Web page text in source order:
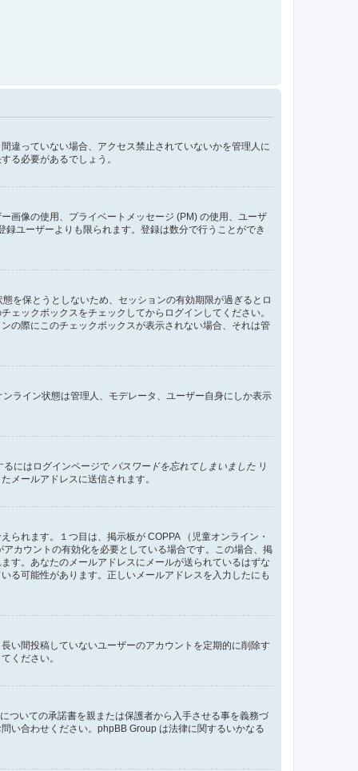
違っていない場合、アクセス禁止されていないかを管理人に
る必要があるでしょう。
画像の使用、プライベートメッセージ (PM) の使用、ユーザ
ユーザーよりも限られます。登録は数分で行うことができ
を保とうとしないため、セッションの有効期限が過ぎるとロ
ックボックスをチェックしてからログインしてください。
の際にこのチェックボックスが表示されない場合、それは管
ライン状態は管理人、モデレータ、ユーザー自身にしか表示
にはログインページで パスワードを忘れてしまいました リ
メールアドレスに送信されます。
れます。１つ目は、掲示板が COPPA （児童オンライン・
カウントの有効化を必要としている場合です。この場合、掲
す。あなたのメールアドレスにメールが送られているはずな
る可能性があります。正しいメールアドレスを入力したにも
い間投稿していないユーザーのアカウントを定期的に削除す
ください。
ついての承諾書を親または保護者から入手させる事を義務づ
い合わせください。phpBB Group は法律に関するいかなる